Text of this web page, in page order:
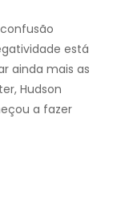
está
ainda mais as
Hudson
a fazer